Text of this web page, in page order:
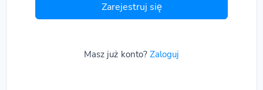
Zarejestruj się
Masz już konto? Zaloguj